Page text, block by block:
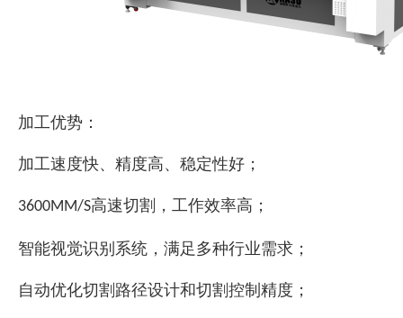
加工优势：
加工速度快、精度高、稳定性好；
3600MM/S高速切割，工作效率高；
智能视觉识别系统，满足多种行业需求；
自动优化切割路径设计和切割控制精度；